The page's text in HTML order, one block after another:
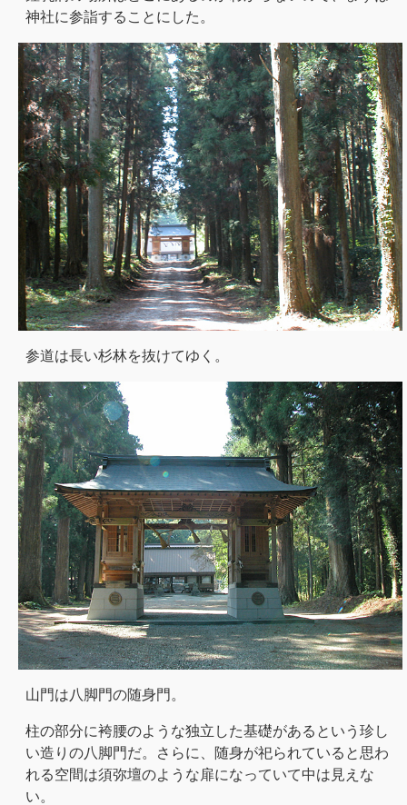
神社に参詣することにした。
参道は長い杉林を抜けてゆく。
山門は八脚門の随身門。
柱の部分に袴腰のような独立した基礎があるという珍し
い造りの八脚門だ。さらに、随身が祀られていると思わ
れる空間は須弥壇のような扉になっていて中は見えな
い。